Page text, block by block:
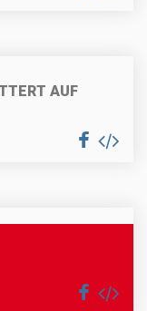
AUF